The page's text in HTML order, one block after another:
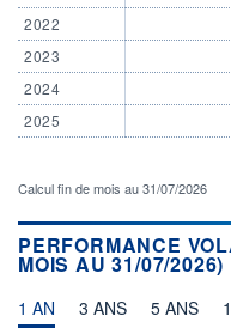
CATÉGORIE MORNINGSTAR
Obligations International
Haut Rendement
FONDS PARTENAIRES
ÉLIGIBILITÉ
PEA PEA-PME
CTO BUSINESS
2022
2023
2024
2025
Calcul fin de mois au 31/07/2026
PERFORMANCE
MOIS AU 31/07/2026)
1 AN 3 ANS 5 ANS